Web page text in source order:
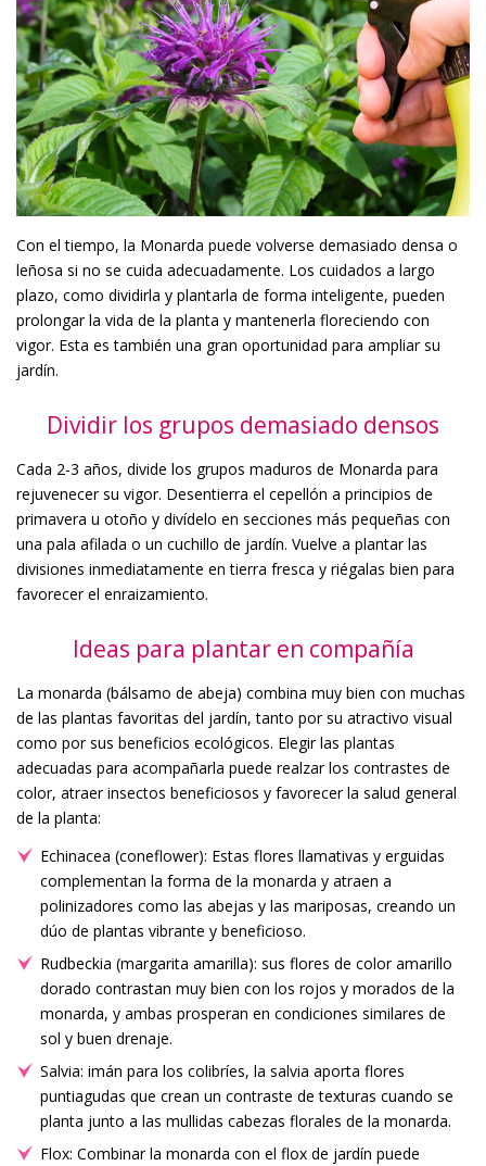
Con el tiempo, la Monarda puede volverse demasiado densa o
leñosa si no se cuida adecuadamente. Los cuidados a largo
plazo, como dividirla y plantarla de forma inteligente, pueden
prolongar la vida de la planta y mantenerla floreciendo con
vigor. Esta es también una gran oportunidad para ampliar su
jardín.
Dividir los grupos demasiado densos
Cada 2-3 años, divide los grupos maduros de Monarda para
rejuvenecer su vigor. Desentierra el cepellón a principios de
primavera u otoño y divídelo en secciones más pequeñas con
una pala afilada o un cuchillo de jardín. Vuelve a plantar las
divisiones inmediatamente en tierra fresca y riégalas bien para
favorecer el enraizamiento.
Ideas para plantar en compañía
La monarda (bálsamo de abeja) combina muy bien con muchas
de las plantas favoritas del jardín, tanto por su atractivo visual
como por sus beneficios ecológicos. Elegir las plantas
adecuadas para acompañarla puede realzar los contrastes de
color, atraer insectos beneficiosos y favorecer la salud general
de la planta:
Echinacea (coneflower): Estas flores llamativas y erguidas
complementan la forma de la monarda y atraen a
polinizadores como las abejas y las mariposas, creando un
dúo de plantas vibrante y beneficioso.
Rudbeckia (margarita amarilla): sus flores de color amarillo
dorado contrastan muy bien con los rojos y morados de la
monarda, y ambas prosperan en condiciones similares de
sol y buen drenaje.
Salvia: imán para los colibríes, la salvia aporta flores
puntiagudas que crean un contraste de texturas cuando se
planta junto a las mullidas cabezas florales de la monarda.
Flox: Combinar la monarda con el flox de jardín puede